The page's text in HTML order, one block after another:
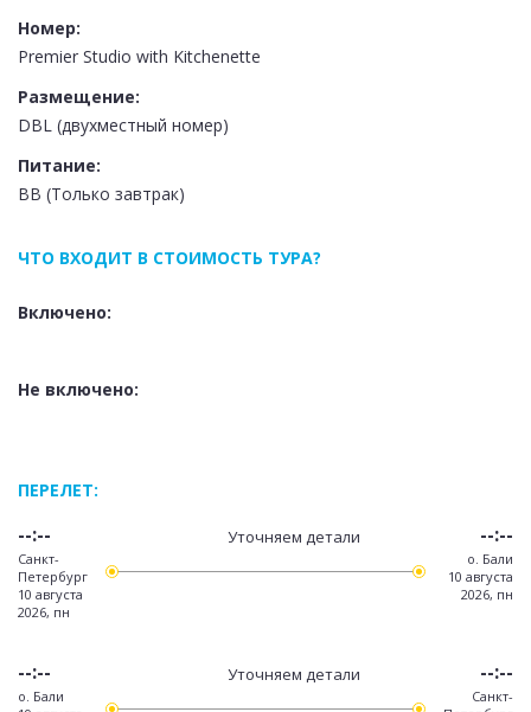
Номер:
Premier Studio with Kitchenette
Размещение:
DBL (двухместный номер)
Питание:
BB (Только завтрак)
ЧТО ВХОДИТ В СТОИМОСТЬ ТУРА?
Включено:
Не включено:
ПЕРЕЛЕТ:
--:--
Санкт-
Петербург
10 августа
2026, пн
Уточняем детали --:--
о. Бали
10 августа
2026, пн
--:--
о. Бали
Уточняем детали --:--
Санкт-